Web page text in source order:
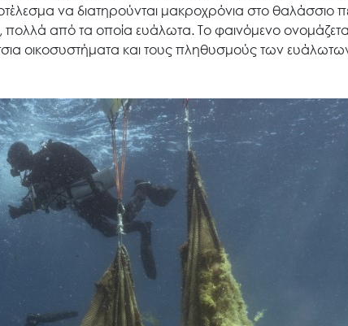
να διατηρούνται μακροχρόνια στο θαλάσσιο
από τα οποία ευάλωτα. Το φαινόμενο
οικοσυστήματα και τους πληθυσμούς των